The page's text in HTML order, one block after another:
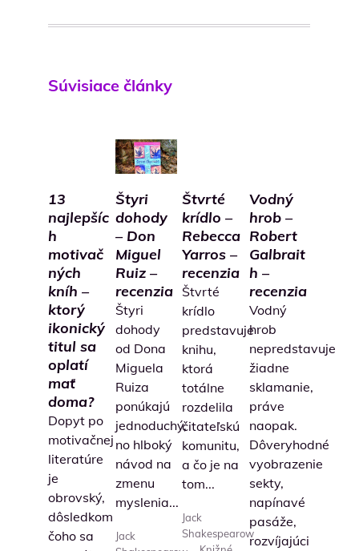
Súvisiace články
13
najlepšíc
h
motivač
ných
kníh –
ktorý
ikonický
titul sa
oplatí
mať
doma?
Dopyt po
motivačnej
literatúre
je
obrovský,
dôsledkom
čoho sa
Štyri
dohody
– Don
Miguel
Ruiz –
recenzia
Štyri
dohody
od Dona
Miguela
Ruiza
ponúkajú
jednoduchý,
no hlboký
návod na
zmenu
myslenia...
Jack
Štvrté
krídlo –
Rebecca
Yarros –
recenzia
Štvrté
krídlo
predstavuje
knihu,
ktorá
totálne
rozdelila
čitateľskú
komunitu,
a čo je na
tom...
Jack
Shakespearow
Vodný
hrob –
Robert
Galbrait
h –
recenzia
Vodný
hrob
nepredstavuje
žiadne
sklamanie,
práve
naopak.
Dôveryhodné
vyobrazenie
sekty,
napínavé
pasáže,
rozvíjajúci